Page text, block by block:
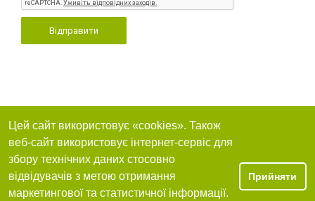
Відправити
Цей сайт використовує «cookies». Також
веб-сайт використовує інтернет-сервіс для
збору технічних даних стосовно
відвідувачів з метою отримання
маркетингової та статистичної інформації.
Прийняти